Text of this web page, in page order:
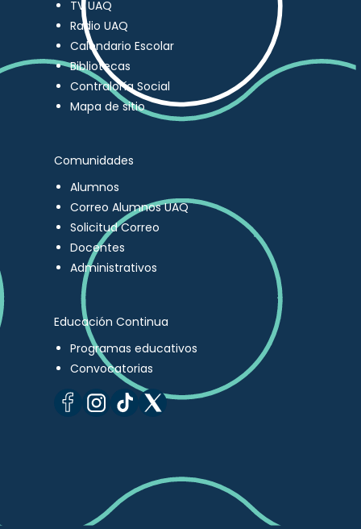
TV UAQ
Radio UAQ
Calendario Escolar
Bibliotecas
Contraloría Social
Mapa de sitio
Comunidades
Alumnos
Correo Alumnos UAQ
Solicitud Correo
Docentes
Administrativos
Educación Continua
Programas educativos
Convocatorias